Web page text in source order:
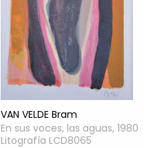
VAN VELDE Bram
En sus voces, las aguas, 1980
Litografía LCD8065